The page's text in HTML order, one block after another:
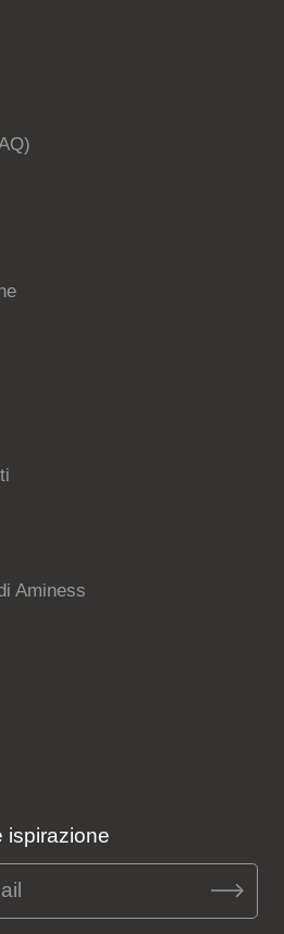
Aminess
ispirazione